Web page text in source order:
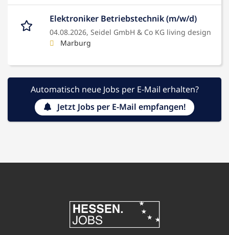
Elektroniker Betriebstechnik (m/w/d)
04.08.2026, Seidel GmbH & Co KG living design
Marburg
Automatisch neue Jobs per E-Mail erhalten?
Jetzt Jobs per E-Mail empfangen!